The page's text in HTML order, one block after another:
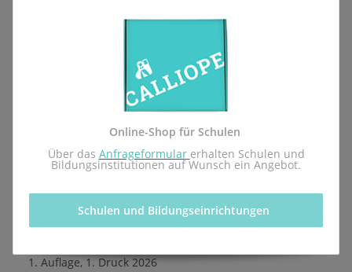
Bitte beachten Sie, dass ab sofort alle neuen
Bestellungen für dieses Produkt direkt an Sie geliefert
Lernmittel – Arbeitsheft für die Einführung des
Pflichtfachs Informatik des pädagogischen
Landesinstituts Rheinland-Pfalz.
Herausgegeben von der Calliope gGmbH in Kooperation
mit dem Redaktionsteam inf-schule.de, insbesondere
Daniel Stockhausen, Niko Markus, Michèle Keller-
Buttell, Thomas Karp, Dr. Ulla Diewald, Christian Heinz,
1. Auflage, 1. Druck 2026
Online-Shop für Schulen
Über das Anfrageformular erhalten Schulen und
Bildungsinstitutionen auf Wunsch ein Angebot.
Schulen und Bildungseinrichtungen